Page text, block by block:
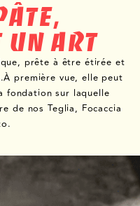
UN ART
prête à être étirée et
À première vue, elle peut
fondation sur laquelle
de nos Teglia, Focaccia